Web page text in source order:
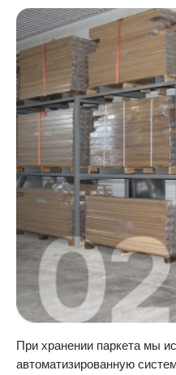
При хранении паркета мы
автоматизированную